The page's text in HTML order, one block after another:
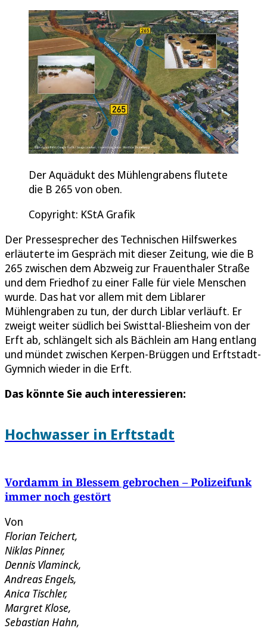
Der Aquädukt des Mühlengrabens flutete
die B 265 von oben.
Copyright: KStA Grafik
Der Pressesprecher des Technischen Hilfswerkes
erläuterte im Gespräch mit dieser Zeitung, wie die B
265 zwischen dem Abzweig zur Frauenthaler Straße
und dem Friedhof zu einer Falle für viele Menschen
wurde. Das hat vor allem mit dem Liblarer
Mühlengraben zu tun, der durch Liblar verläuft. Er
zweigt weiter südlich bei Swisttal-Bliesheim von der
Erft ab, schlängelt sich als Bächlein am Hang entlang
und mündet zwischen Kerpen-Brüggen und Erftstadt-
Gymnich wieder in die Erft.
Das könnte Sie auch interessieren:
Hochwasser in Erftstadt
Vordamm in Blessem gebrochen – Polizeifunk
immer noch gestört
Von
Florian Teichert,
Niklas Pinner,
Dennis Vlaminck,
Andreas Engels,
Anica Tischler,
Margret Klose,
Sebastian Hahn,